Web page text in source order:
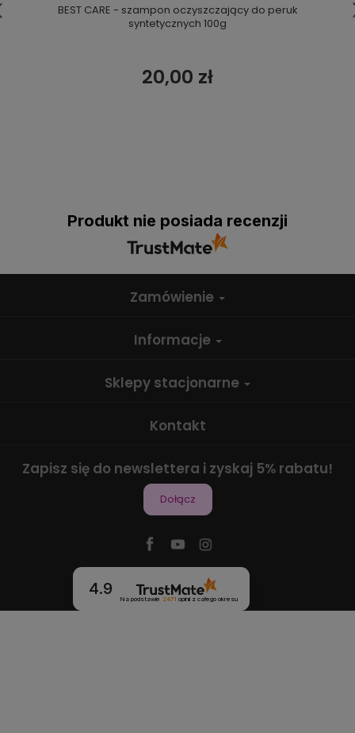
BEST CARE - szampon oczyszczający do peruk
syntetycznych 100g
20,00 zł
Produkt nie posiada recenzji
Zamówienie
Informacje
Sklepy stacjonarne
Kontakt
Zapisz się do newslettera i zyskaj 5% rabatu!
Dołącz
4.9
Na podstawie 2471 opinii z całego okresu